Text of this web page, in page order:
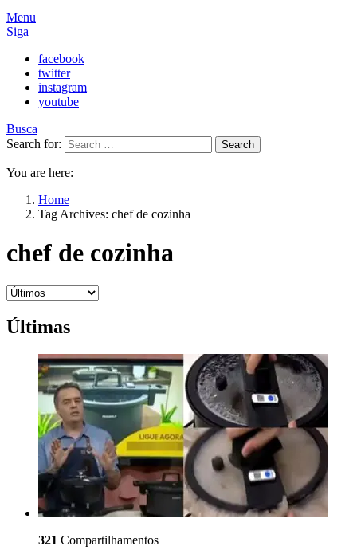
Menu
Siga
facebook
twitter
instagram
youtube
Busca
Search for:
Search
You are here:
Home
Tag Archives: chef de cozinha
chef de cozinha
Últimas
321 Compartilhamentos